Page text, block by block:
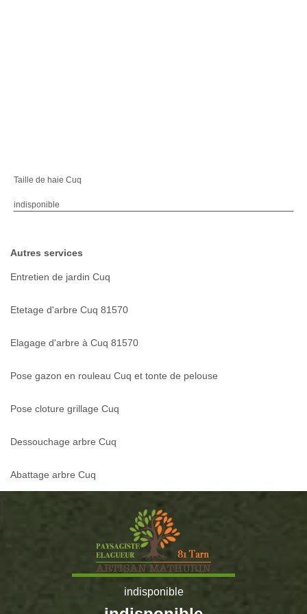
Taille de haie Cuq
indisponible
Autres services
Entretien de jardin Cuq
Etetage d'arbre Cuq 81570
Elagage d'arbre à Cuq 81570
Pose gazon en rouleau Cuq et tonte de pelouse
Pose cloture grillage Cuq
Dessouchage arbre Cuq
Abattage arbre Cuq
indisponible